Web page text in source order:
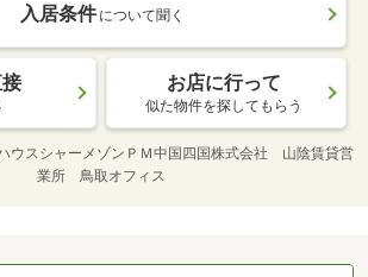
入居条件 について聞く
お店に行って
似た物件を探してもらう
ウスシャーメゾンＰＭ中国四国株式会社 山陰賃貸営
業所 鳥取オフィス